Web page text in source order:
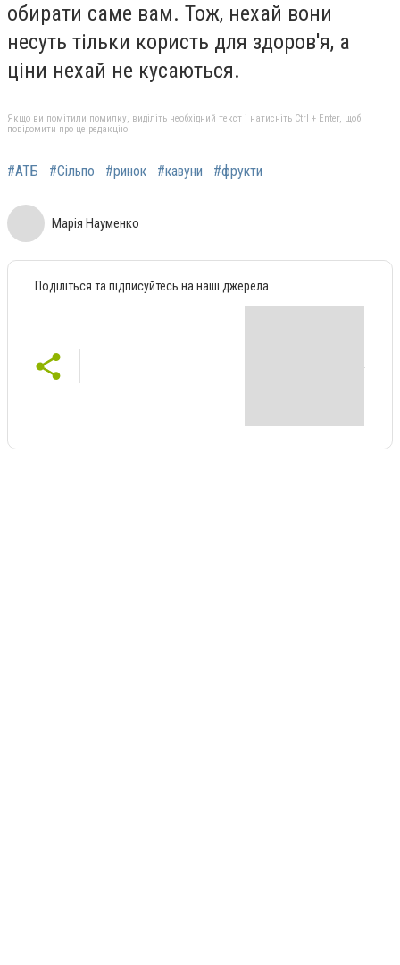
обирати саме вам. Тож, нехай вони
несуть тільки користь для здоров′я, а
ціни нехай не кусаються.
Якщо ви помітили помилку, виділіть необхідний текст і натисніть Ctrl + Enter, щоб
повідомити про це редакцію
#АТБ #Сільпо #ринок #кавуни #фрукти
Марія Науменко
Поділіться та підписуйтесь на наші джерела